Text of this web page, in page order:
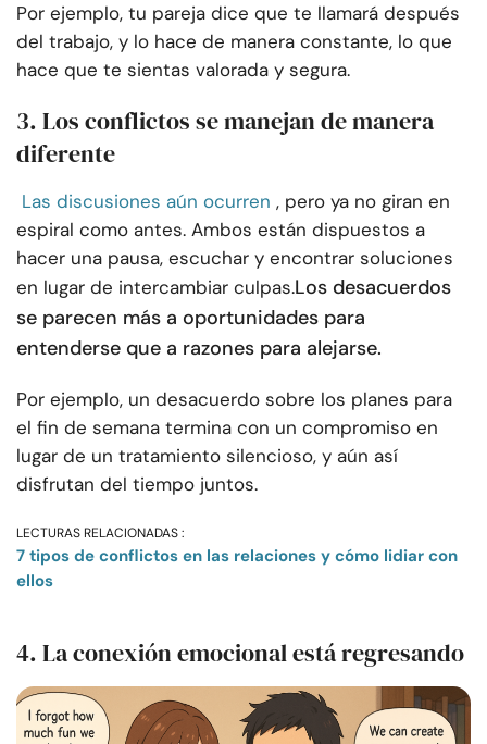
Por ejemplo, tu pareja dice que te llamará después
del trabajo, y lo hace de manera constante, lo que
hace que te sientas valorada y segura.
3. Los conflictos se manejan de manera
diferente
Las discusiones aún ocurren , pero ya no giran en
espiral como antes. Ambos están dispuestos a
hacer una pausa, escuchar y encontrar soluciones
en lugar de intercambiar culpas.Los desacuerdos
se parecen más a oportunidades para
entenderse que a razones para alejarse.
Por ejemplo, un desacuerdo sobre los planes para
el fin de semana termina con un compromiso en
lugar de un tratamiento silencioso, y aún así
disfrutan del tiempo juntos.
LECTURAS RELACIONADAS :
7 tipos de conflictos en las relaciones y cómo lidiar con
ellos
4. La conexión emocional está regresando